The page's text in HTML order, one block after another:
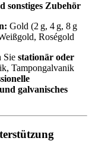
sonstiges Zubehör
Gold (2 g, 4 g, 8 g
Roségold
Sie stationär oder
Tampongalvanik
galvanisches